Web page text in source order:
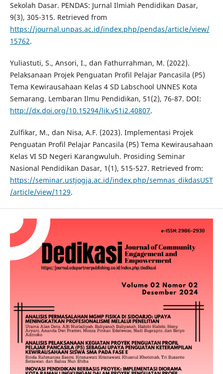
Sekolah Dasar. PENDAS: Jurnal Ilmiah Pendidikan Dasar,
9(3), 305-315. Retrieved from
https://journal.unpas.ac.id/index.php/pendas/article/view/
15762.
Yuliastuti, S., Ansori, I., dan Fathurrahman, M. (2022).
Pelaksanaan Projek Penguatan Profil Pelajar Pancasila (P5)
Tema Kewirausahaan Kelas 4 SD Labschool UNNES Kota
Semarang. Lembaran Ilmu Pendidikan, 51(2), 76-87. DOI:
http://dx.doi.org/10.15294/lik.v51i2.40807.
Zulfikar, M., dan Nisa, A.F. (2023). Implementasi Projek
Penguatan Profil Pelajar Pancasila (P5) Tema Kewirausahaan
Kelas VI SD Negeri Karangwuluh. Prosiding Seminar
Nasional Pendidikan Dasar, 1(1), 515-527. Retrieved from:
https://seminar.ustjogja.ac.id/index.php/semnas_dikdasUST
/article/view/1129.